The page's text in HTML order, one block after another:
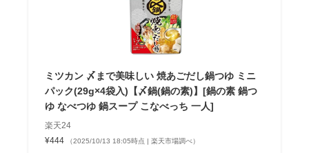
ミツカン 〆まで美味しい 焼あごだし鍋つゆ ミニ
パック(29g×4袋入)【〆鍋(鍋の素)】[鍋の素 鍋つ
ゆ なべつゆ 鍋スープ こなべっち 一人]
楽天24
¥444
（2025/10/13 18:05時点 | 楽天市場調べ）